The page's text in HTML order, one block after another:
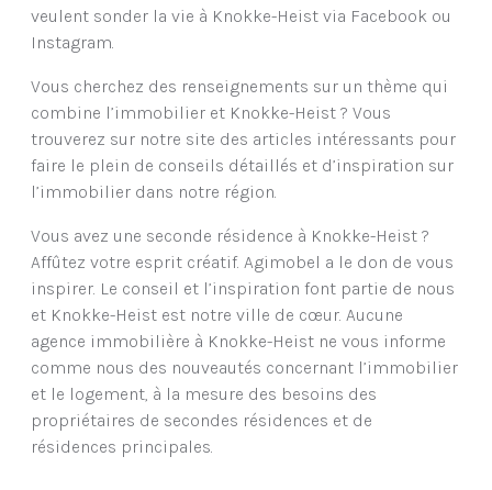
veulent sonder la vie à Knokke-Heist via Facebook ou
Instagram.
Vous cherchez des renseignements sur un thème qui
combine l’immobilier et Knokke-Heist ? Vous
trouverez sur notre site des articles intéressants pour
faire le plein de conseils détaillés et d’inspiration sur
l’immobilier dans notre région.
Vous avez une seconde résidence à Knokke-Heist ?
Affûtez votre esprit créatif. Agimobel a le don de vous
inspirer. Le conseil et l’inspiration font partie de nous
et Knokke-Heist est notre ville de cœur. Aucune
agence immobilière à Knokke-Heist ne vous informe
comme nous des nouveautés concernant l’immobilier
et le logement, à la mesure des besoins des
propriétaires de secondes résidences et de
résidences principales.